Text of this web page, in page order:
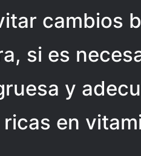
cambios
si es
y
en